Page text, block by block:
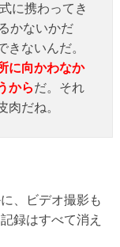
に携わってき
かないかだ
きないんだ。
に向かわなか
からだ。それ
肉だね。
、ビデオ撮影も
録はすべて消え